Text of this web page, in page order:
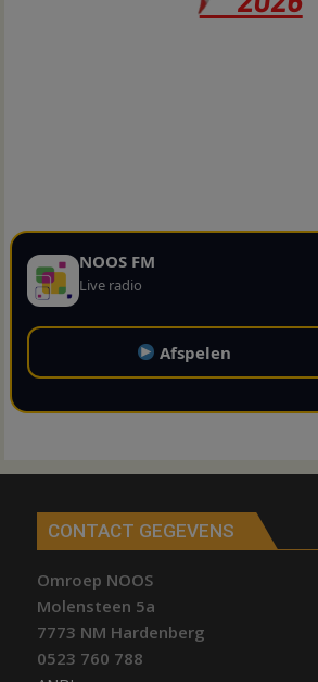
NOOS FM
Live radio
Afspelen
CONTACT GEGEVENS
Omroep NOOS
Molensteen 5a
7773 NM Hardenberg
0523 760 788